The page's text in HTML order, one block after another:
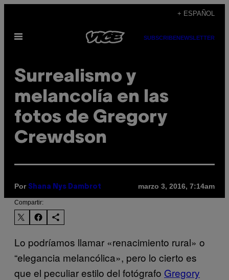
contenido
+ ESPAÑOL
Abrir
SUBSCRIBENEWSLETTER
Surrealismo y
melancolía en las
fotos de Gregory
Crewdson
Por Shana Nys Dambrot marzo 3, 2016, 7:14am
Compartir:
Lo podríamos llamar «renacimiento rural» o
“elegancia melancólica», pero lo cierto es
que el peculiar estilo del fotógrafo Gregory